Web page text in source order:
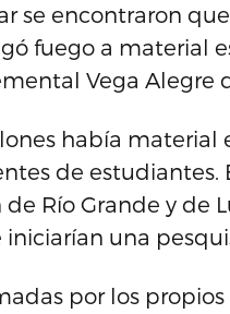
se encontraron
fuego a material
Vega Alegre
había material
de
Río Grande y de
una
por los